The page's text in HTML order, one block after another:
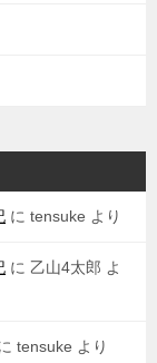
に tensuke より
に 乙山4太郎 よ
tensuke より